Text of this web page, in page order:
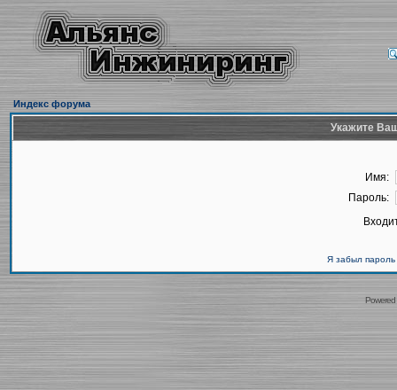
Индекс форума
Укажите
Имя:
Пароль:
Я забыл пароль